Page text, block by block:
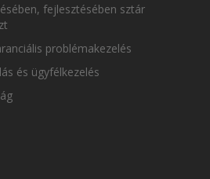
fejlesztésében sztár
problémakezelés
és ügyfélkezelés